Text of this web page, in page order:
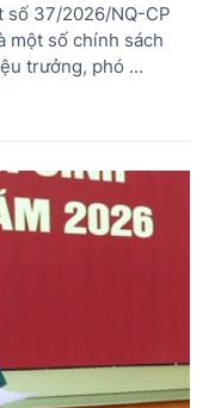
số 37/2026/NQ-CP
một số chính sách
trưởng, phó ...